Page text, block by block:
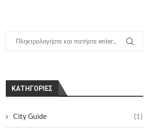
KΑΤΗΓΟΡΊΕΣ
City Guide (1)